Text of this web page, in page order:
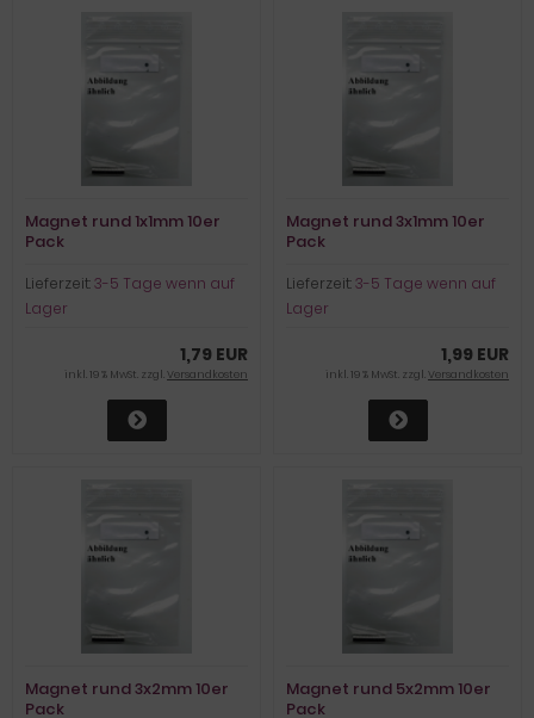
Magnet rund 1x1mm 10er
Pack
Lieferzeit:3-5 Tage wenn auf
Lager
1,79 EUR
inkl. 19 % MwSt. zzgl.Versandkosten
Magnet rund 3x1mm 10er
Pack
Lieferzeit:3-5 Tage wenn auf
Lager
1,99 EUR
inkl. 19 % MwSt. zzgl.Versandkosten
Magnet rund 3x2mm 10er
Pack
Magnet rund 5x2mm 10er
Pack